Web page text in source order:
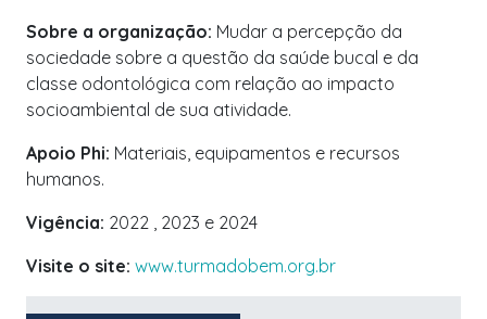
Sobre a organização: Mudar a percepção da
sociedade sobre a questão da saúde bucal e da
classe odontológica com relação ao impacto
socioambiental de sua atividade.
Apoio Phi: Materiais, equipamentos e recursos
humanos.
Vigência: 2022 , 2023 e 2024
Visite o site: www.turmadobem.org.br